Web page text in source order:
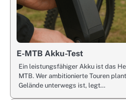
E-MTB Akku-Test
Ein leistungsfähiger Akku ist das
MTB. Wer ambitionierte Touren
Gelände unterwegs ist, legt…